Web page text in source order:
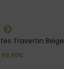
Travertin Beige
69,90€